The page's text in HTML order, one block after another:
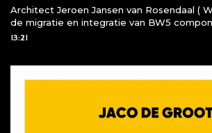
Architect Jeroen Jansen van Rosendaal (
de migratie en integratie van BW5
Frank!Framework
13:21